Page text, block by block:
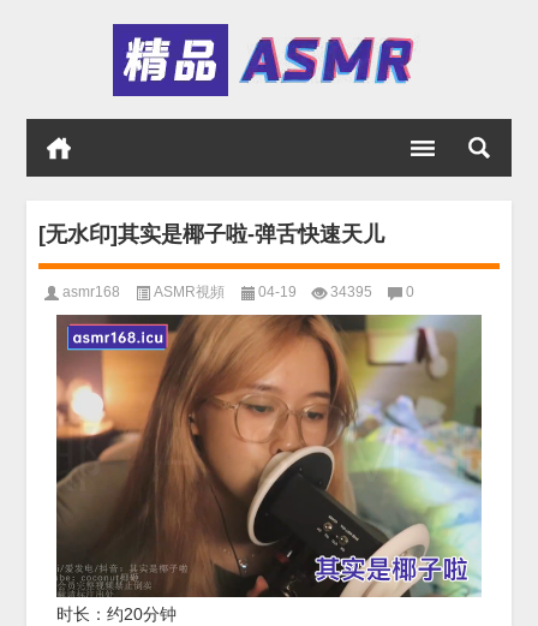
[无水印]其实是椰子啦-弹舌快速天儿
asmr168 ASMR視頻 04-19 34395 0
时长：约20分钟